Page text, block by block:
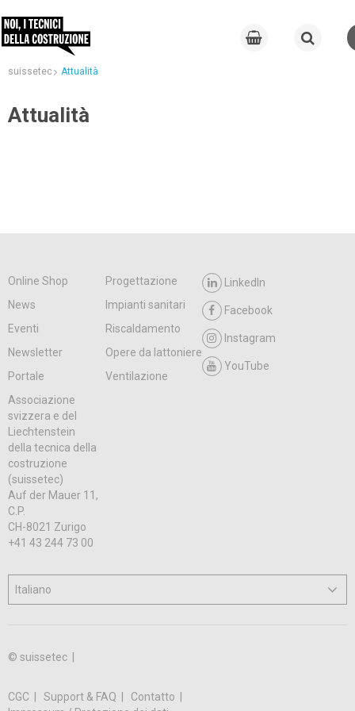
suissetec Attualità
Attualità
Online Shop
Progettazione
News
Impianti sanitari
Eventi
Riscaldamento
Newsletter
Opere da lattoniere
Portale
Ventilazione
LinkedIn
Facebook
Instagram
YouTube
Associazione
svizzera e del
Liechtenstein
della tecnica della
costruzione
(suissetec)
Auf der Mauer 11,
C.P.
CH-8021 Zurigo
+41 43 244 73 00
© suissetec |
CGC Support & FAQ
Contatto